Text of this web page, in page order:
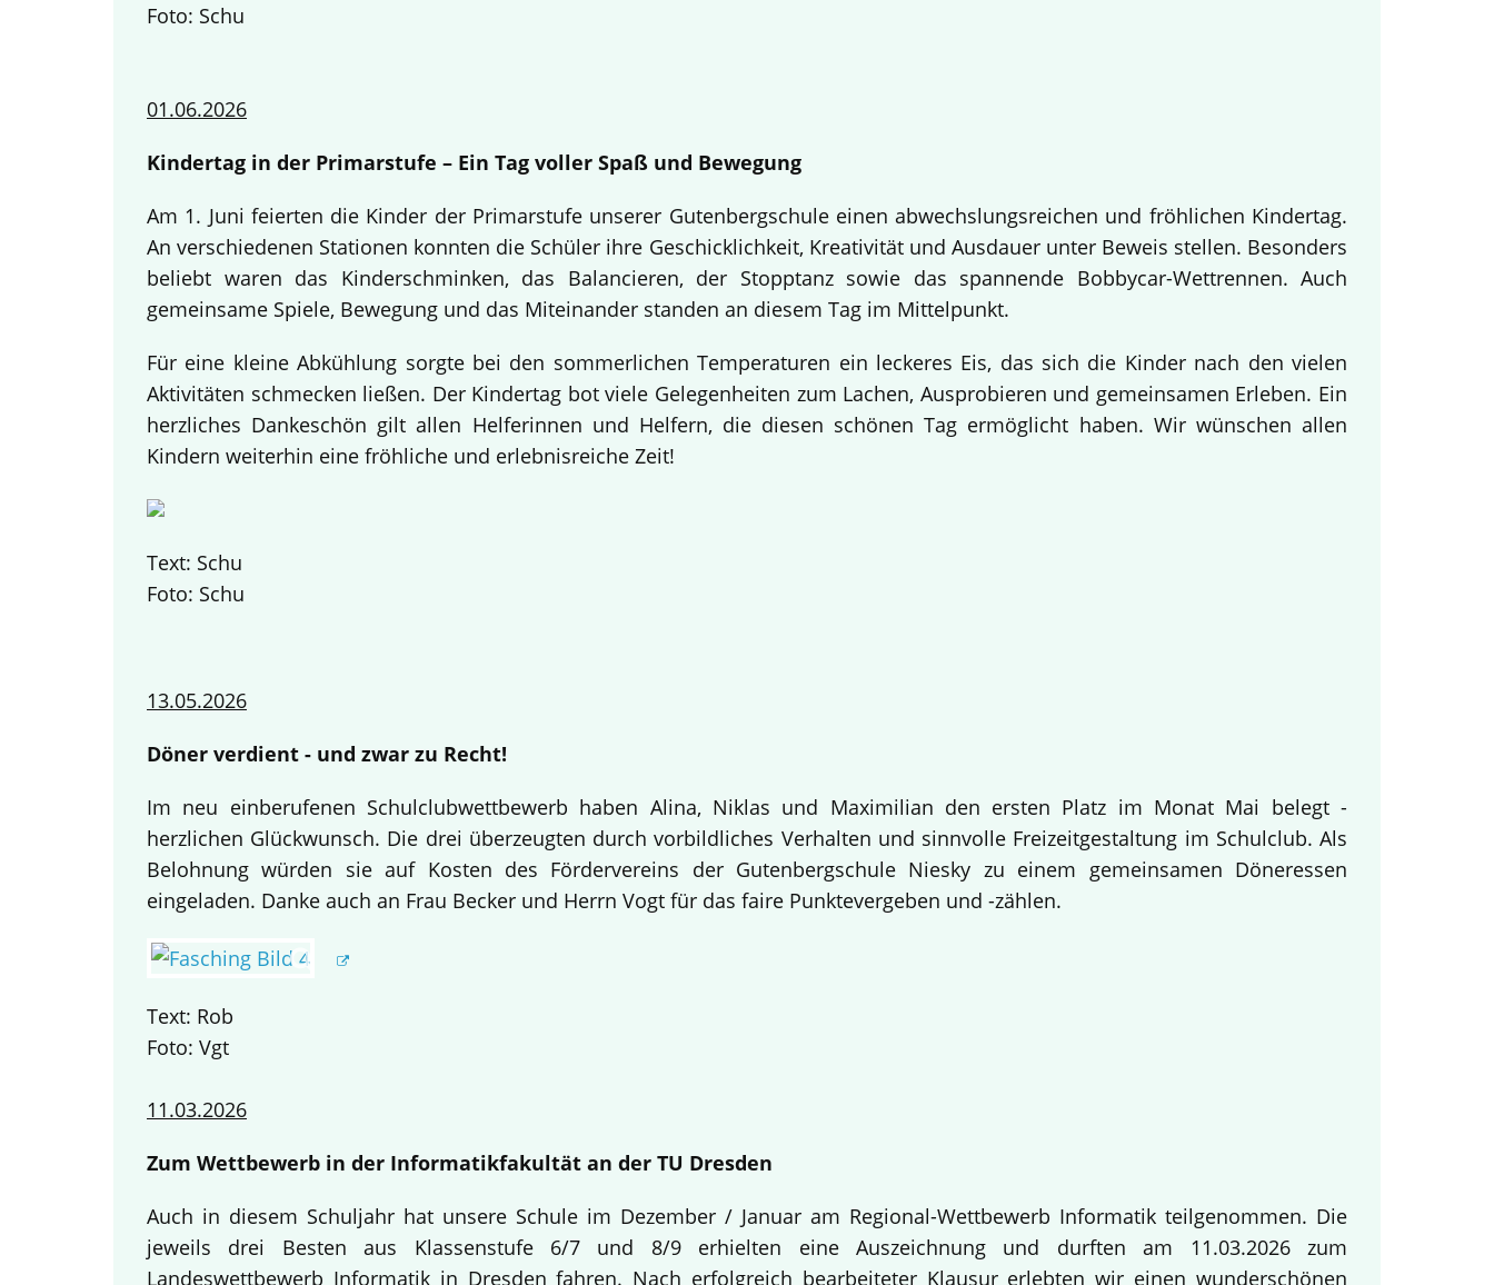
Foto: Schu
01.06.2026
Kindertag in der Primarstufe – Ein Tag voller Spaß und Bewegung
Am 1. Juni feierten die Kinder der Primarstufe unserer Gutenbergschule einen abwechslungsreichen und fröhlichen Kindertag.
An verschiedenen Stationen konnten die Schüler ihre Geschicklichkeit, Kreativität und Ausdauer unter Beweis stellen. Besonders
beliebt waren das Kinderschminken, das Balancieren, der Stopptanz sowie das spannende Bobbycar-Wettrennen. Auch
gemeinsame Spiele, Bewegung und das Miteinander standen an diesem Tag im Mittelpunkt.
Für eine kleine Abkühlung sorgte bei den sommerlichen Temperaturen ein leckeres Eis, das sich die Kinder nach den vielen
Aktivitäten schmecken ließen. Der Kindertag bot viele Gelegenheiten zum Lachen, Ausprobieren und gemeinsamen Erleben. Ein
herzliches Dankeschön gilt allen Helferinnen und Helfern, die diesen schönen Tag ermöglicht haben. Wir wünschen allen
Kindern weiterhin eine fröhliche und erlebnisreiche Zeit!
Text: Schu
Foto: Schu
13.05.2026
Döner verdient - und zwar zu Recht!
Im neu einberufenen Schulclubwettbewerb haben Alina, Niklas und Maximilian den ersten Platz im Monat Mai belegt -
herzlichen Glückwunsch. Die drei überzeugten durch vorbildliches Verhalten und sinnvolle Freizeitgestaltung im Schulclub. Als
Belohnung würden sie auf Kosten des Fördervereins der Gutenbergschule Niesky zu einem gemeinsamen Döneressen
eingeladen. Danke auch an Frau Becker und Herrn Vogt für das faire Punktevergeben und -zählen.
Text: Rob
Foto: Vgt
11.03.2026
Zum Wettbewerb in der Informatikfakultät an der TU Dresden
Auch in diesem Schuljahr hat unsere Schule im Dezember / Januar am Regional-Wettbewerb Informatik teilgenommen. Die
jeweils drei Besten aus Klassenstufe 6/7 und 8/9 erhielten eine Auszeichnung und durften am 11.03.2026 zum
Landeswettbewerb Informatik in Dresden fahren. Nach erfolgreich bearbeiteter Klausur erlebten wir einen wunderschönen